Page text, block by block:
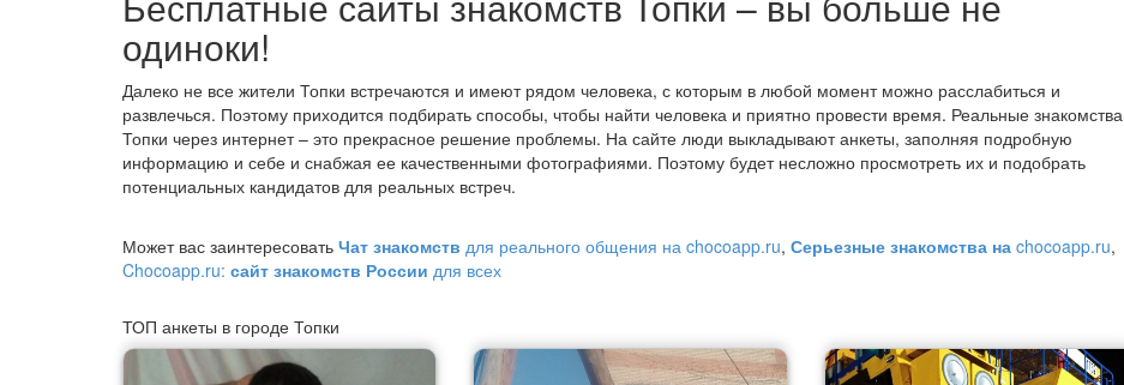
одиноки!
Далеко не все жители Топки встречаются и имеют рядом человека, с которым в любой момент можно расслабиться и
развлечься. Поэтому приходится подбирать способы, чтобы найти человека и приятно провести время. Реальные знакомства
Топки через интернет – это прекрасное решение проблемы. На сайте люди выкладывают анкеты, заполняя подробную
информацию и себе и снабжая ее качественными фотографиями. Поэтому будет несложно просмотреть их и подобрать
потенциальных кандидатов для реальных встреч.
Может вас заинтересовать Чат знакомств для реального общения на chocoapp.ru, Серьезные знакомства на chocoapp.ru,
Chocoapp.ru: сайт знакомств России для всех
ТОП анкеты в городе Топки